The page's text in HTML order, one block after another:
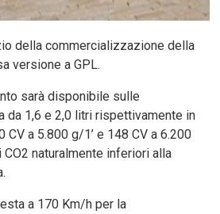
della commercializzazione della
versione a GPL.
sarà disponibile sulle
da 1,6 e 2,0 litri rispettivamente in
a 5.800 g/1’ e 148 CV a 6.200
naturalmente inferiori alla
a 170 Km/h per la